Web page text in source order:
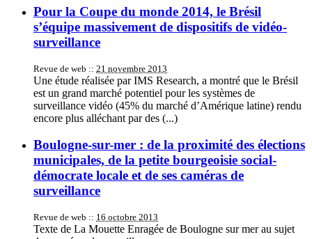
Pour la Coupe du monde 2014, le Brésil
s’équipe massivement de dispositifs de vidéo-
surveillance
Revue de web :: 21 novembre 2013
Une étude réalisée par IMS Research, a montré que le Brésil
est un grand marché potentiel pour les systèmes de
surveillance vidéo (45% du marché d’Amérique latine) rendu
encore plus alléchant par des (...)
Boulogne-sur-mer : de la proximité des élections
municipales, de la petite bourgeoisie social-
démocrate locale et de ses caméras de
surveillance
Revue de web :: 16 octobre 2013
Texte de La Mouette Enragée de Boulogne sur mer au sujet